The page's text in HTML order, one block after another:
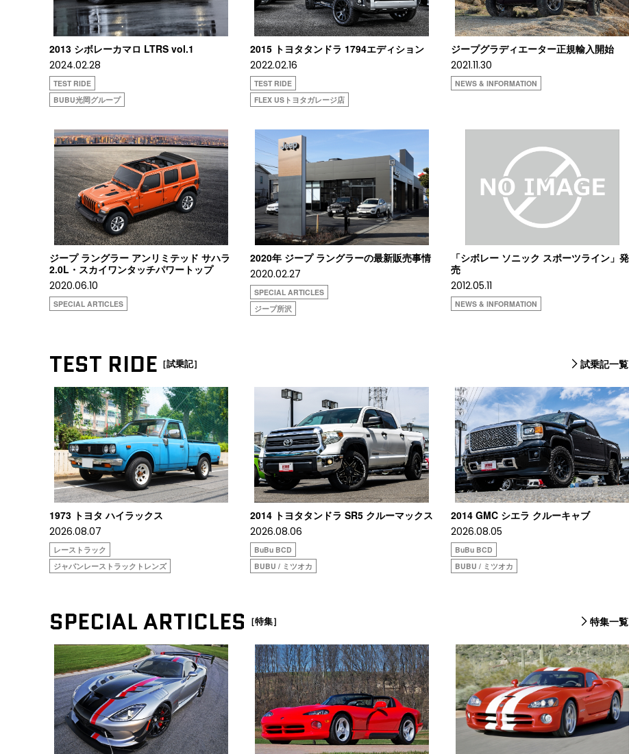
2013 シボレーカマロ LTRS vol.1
2024.02.28
TEST RIDE
BUBU光岡グループ
2015 トヨタタンドラ 1794エディション
2022.02.16
TEST RIDE
FLEX USトヨタガレージ店
ジープグラディエーター正規輸入開始
2021.11.30
NEWS & INFORMATION
ジープ ラングラー アンリミテッド サハラ
2.0L・スカイワンタッチパワートップ
2020.06.10
SPECIAL ARTICLES
2020年 ジープ ラングラーの最新販売事情
2020.02.27
SPECIAL ARTICLES
ジープ所沢
「シボレー ソニック スポーツライン」発
売
2012.05.11
NEWS & INFORMATION
TEST RIDE ［試乗記］ 試乗記一覧
1973 トヨタ ハイラックス
2026.08.07
レーストラック
ジャパンレーストラックトレンズ
2014 トヨタタンドラ SR5 クルーマックス
2026.08.06
BuBu BCD
BUBU / ミツオカ
2014 GMC シエラ クルーキャブ
2026.08.05
BuBu BCD
BUBU / ミツオカ
SPECIAL ARTICLES ［特集］ 特集一覧